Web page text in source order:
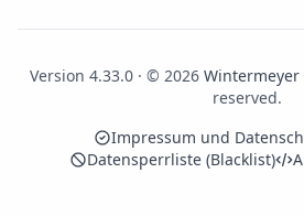
Version 4.33.0 · © 2026
reserved.
Impressum und
Datensperrliste (Blacklist)